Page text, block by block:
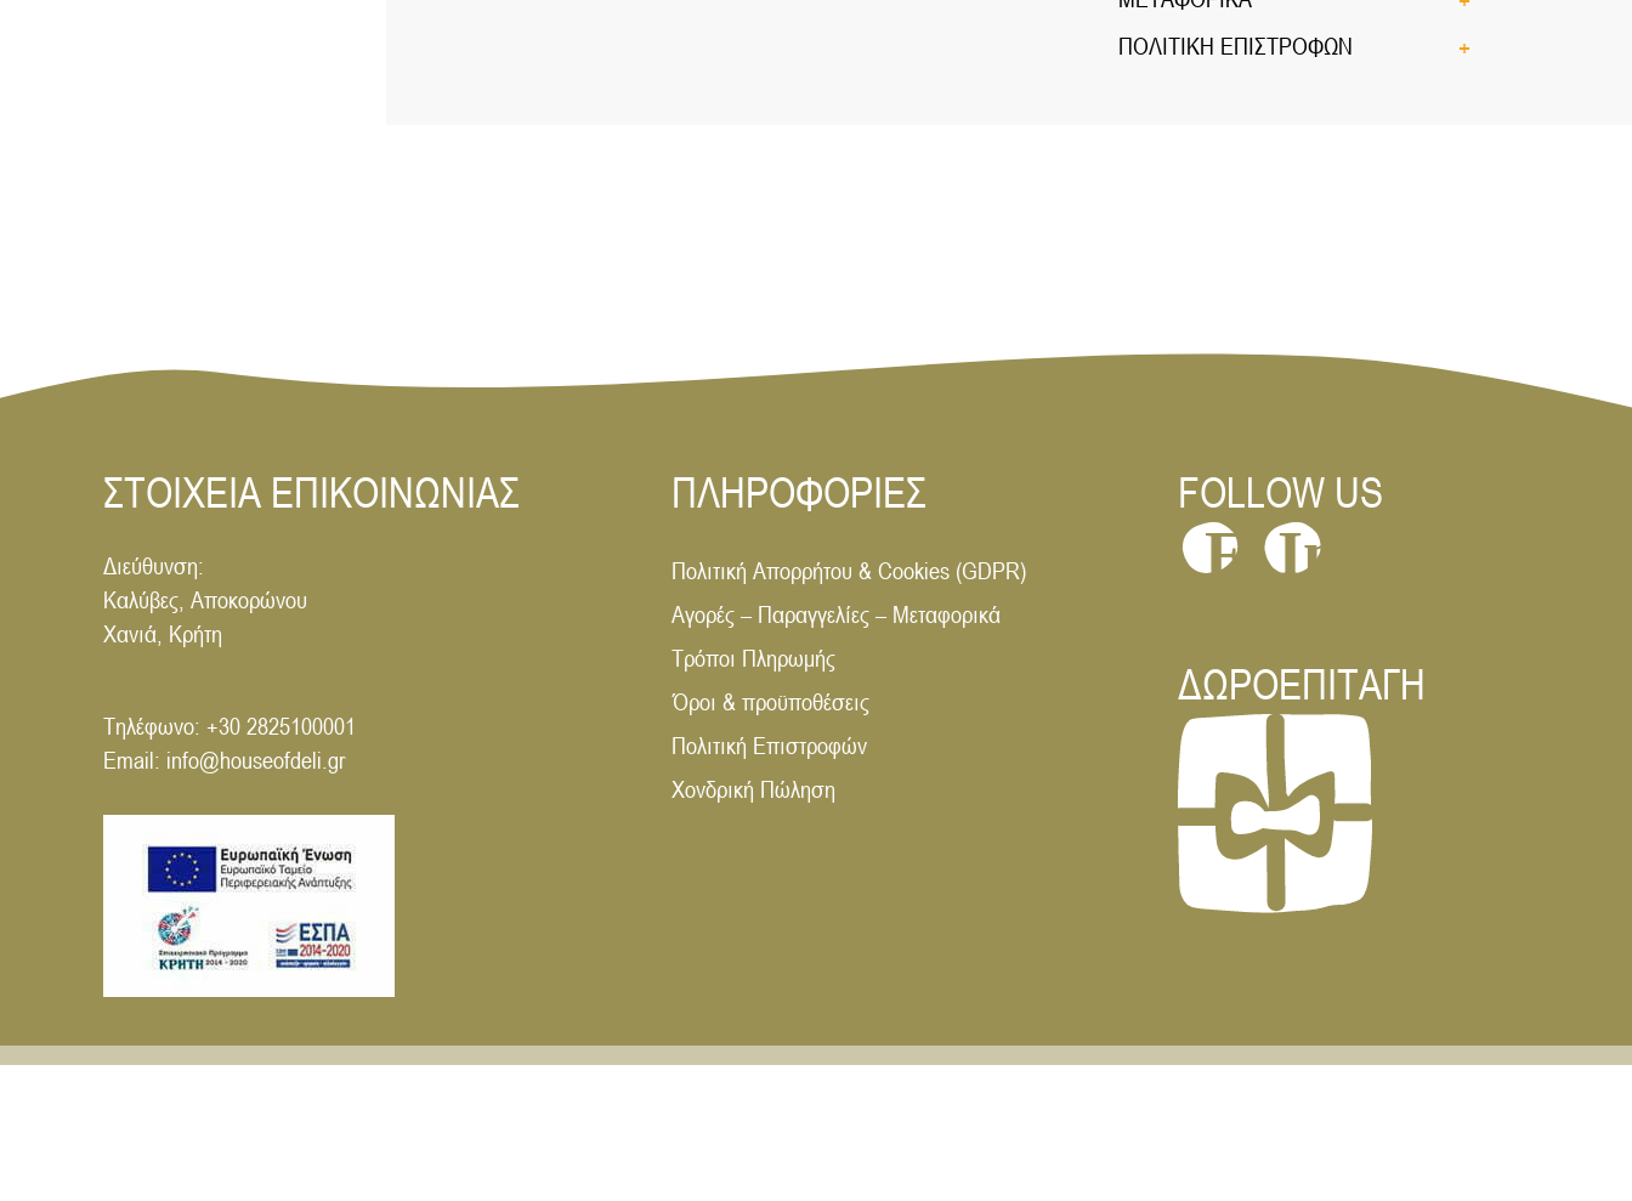
ΠΟΛΙΤΙΚΗ ΕΠΙΣΤΡΟΦΩΝ
ΣΤΟΙΧΕΙΑ ΕΠΙΚΟΙΝΩΝΙΑΣ
Διεύθυνση:
Καλύβες, Αποκορώνου
Χανιά, Κρήτη
Τηλέφωνο: +30 2825100001
Email: info@houseofdeli.gr
ΠΛΗΡΟΦΟΡΙΕΣ
Πολιτική Απορρήτου & Cookies (GDPR)
Αγορές – Παραγγελίες – Μεταφορικά
Τρόποι Πληρωμής
Όροι & προϋποθέσεις
Πολιτική Επιστροφών
Χονδρική Πώληση
FOLLOW US
F In
ΔΩΡΟΕΠΙΤΑΓΗ